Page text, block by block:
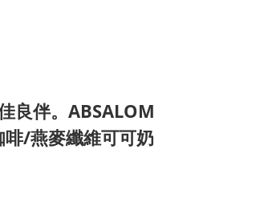
良伴。ABSALOM
/燕麥纖維可可奶